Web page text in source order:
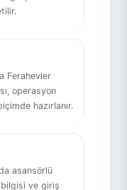
Ferahevler
operasyon
hazırlanır.
asansörlü
bilgisi ve giriş